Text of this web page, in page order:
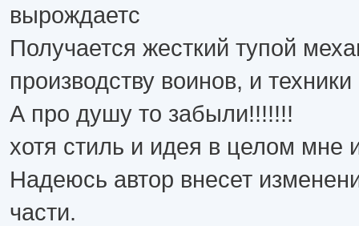
вырождаетс
Получается жесткий тупой
производству воинов, и техники
А про душу то забыли!!!!!!!
хотя стиль и идея в целом мне
Надеюсь автор внесет
части.